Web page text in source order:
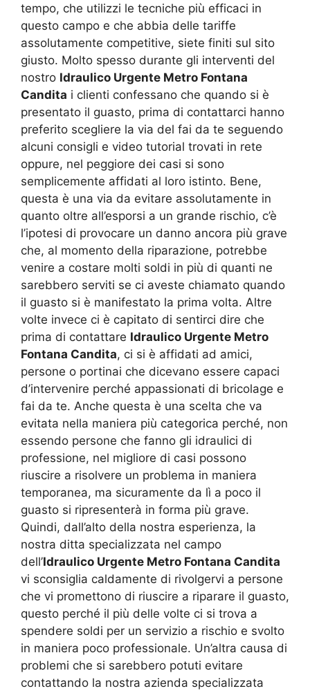
tempo, che utilizzi le tecniche più efficaci in
questo campo e che abbia delle tariffe
assolutamente competitive, siete finiti sul sito
giusto. Molto spesso durante gli interventi del
nostro Idraulico Urgente Metro Fontana
Candita i clienti confessano che quando si è
presentato il guasto, prima di contattarci hanno
preferito scegliere la via del fai da te seguendo
alcuni consigli e video tutorial trovati in rete
oppure, nel peggiore dei casi si sono
semplicemente affidati al loro istinto. Bene,
questa è una via da evitare assolutamente in
quanto oltre all’esporsi a un grande rischio, c’è
l’ipotesi di provocare un danno ancora più grave
che, al momento della riparazione, potrebbe
venire a costare molti soldi in più di quanti ne
sarebbero serviti se ci aveste chiamato quando
il guasto si è manifestato la prima volta. Altre
volte invece ci è capitato di sentirci dire che
prima di contattare Idraulico Urgente Metro
Fontana Candita, ci si è affidati ad amici,
persone o portinai che dicevano essere capaci
d’intervenire perché appassionati di bricolage e
fai da te. Anche questa è una scelta che va
evitata nella maniera più categorica perché, non
essendo persone che fanno gli idraulici di
professione, nel migliore di casi possono
riuscire a risolvere un problema in maniera
temporanea, ma sicuramente da lì a poco il
guasto si ripresenterà in forma più grave.
Quindi, dall’alto della nostra esperienza, la
nostra ditta specializzata nel campo
dell’Idraulico Urgente Metro Fontana Candita
vi sconsiglia caldamente di rivolgervi a persone
che vi promettono di riuscire a riparare il guasto,
questo perché il più delle volte ci si trova a
spendere soldi per un servizio a rischio e svolto
in maniera poco professionale. Un’altra causa di
problemi che si sarebbero potuti evitare
contattando la nostra azienda specializzata